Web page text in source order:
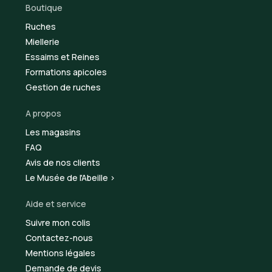
Boutique
Ruches
Miellerie
Essaims et Reines
Formations apicoles
Gestion de ruches
A propos
Les magasins
FAQ
Avis de nos clients
Le Musée de l'Abeille >
Aide et service
Suivre mon colis
Contactez-nous
Mentions légales
Demande de devis